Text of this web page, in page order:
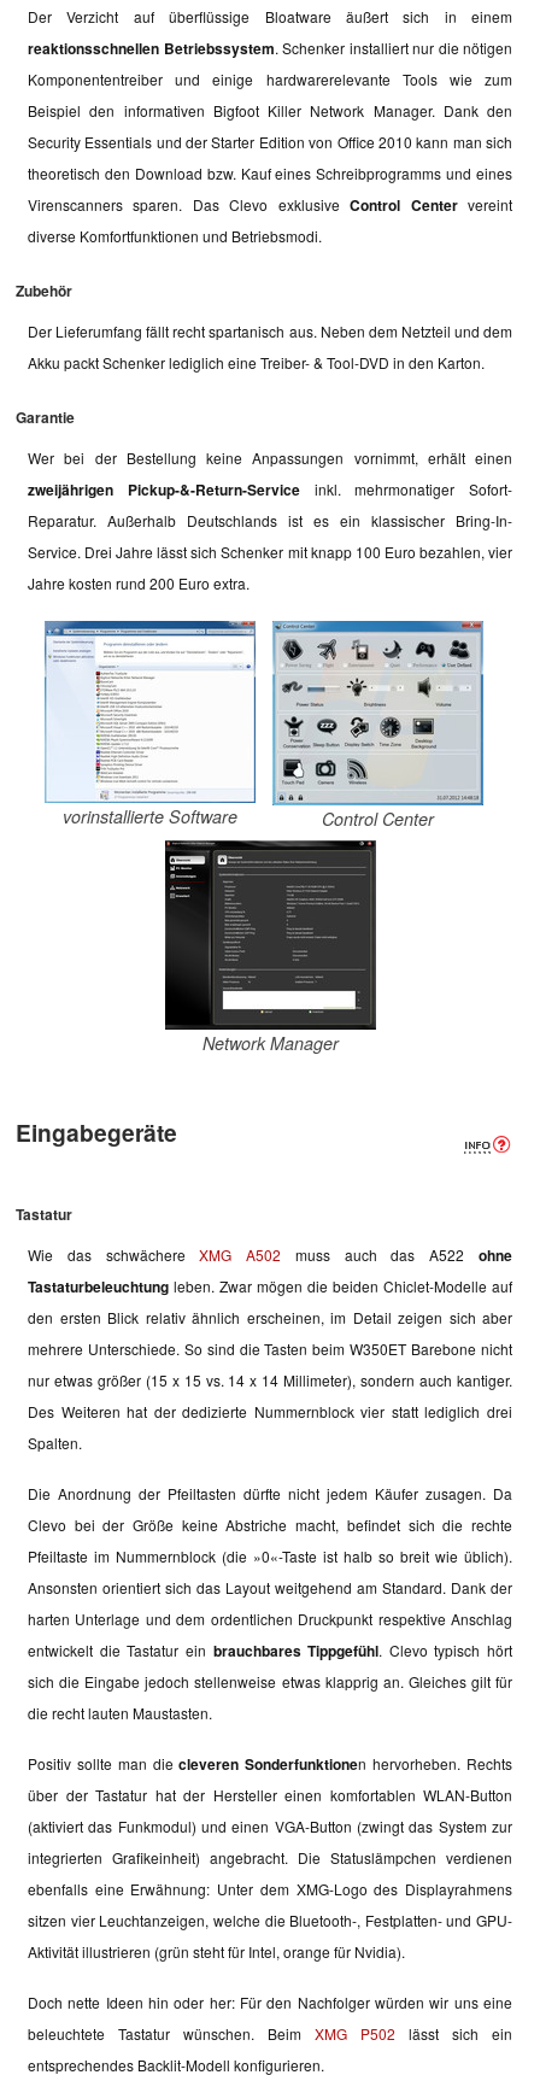
Der Verzicht auf überflüssige Bloatware äußert sich in einem
reaktionsschnellen Betriebssystem. Schenker installiert nur die nötigen
Komponententreiber und einige hardwarerelevante Tools wie zum
Beispiel den informativen Bigfoot Killer Network Manager. Dank den
Security Essentials und der Starter Edition von Office 2010 kann man sich
theoretisch den Download bzw. Kauf eines Schreibprogramms und eines
Virenscanners sparen. Das Clevo exklusiveControl Centervereint
diverse Komfortfunktionen und Betriebsmodi.
Zubehör
Der Lieferumfang fällt recht spartanisch aus. Neben dem Netzteil und dem
Akku packt Schenker lediglich eine Treiber- & Tool-DVD in den Karton.
Garantie
Wer bei der Bestellung keine Anpassungen vornimmt, erhält einen
zweijährigen Pickup-&-Return-Serviceinkl. mehrmonatiger Sofort-
Reparatur. Außerhalb Deutschlands ist es ein klassischer Bring-In-
Service. Drei Jahre lässt sich Schenker mit knapp 100 Euro bezahlen, vier
Jahre kosten rund 200 Euro extra.
vorinstallierte Software Control Center
Network Manager
Eingabegeräte
Tastatur
Wie das schwächereXMG A502 muss auch das A522ohne
Tastaturbeleuchtung leben. Zwar mögen die beiden Chiclet-Modelle auf
den ersten Blick relativ ähnlich erscheinen, im Detail zeigen sich aber
mehrere Unterschiede. So sind die Tasten beim W350ET Barebone nicht
nur etwas größer (15 x 15 vs. 14 x 14 Millimeter), sondern auch kantiger.
Des Weiteren hat der dedizierte Nummernblock vier statt lediglich drei
Spalten.
Die Anordnung der Pfeiltasten dürfte nicht jedem Käufer zusagen. Da
Clevo bei der Größe keine Abstriche macht, befindet sich die rechte
Pfeiltaste im Nummernblock (die »0«-Taste ist halb so breit wie üblich).
Ansonsten orientiert sich das Layout weitgehend am Standard. Dank der
harten Unterlage und dem ordentlichen Druckpunkt respektive Anschlag
entwickelt die Tastatur ein brauchbares Tippgefühl. Clevo typisch hört
sich die Eingabe jedoch stellenweise etwas klapprig an. Gleiches gilt für
die recht lauten Maustasten.
Positiv sollte man diecleveren Sonderfunktionen hervorheben. Rechts
über der Tastatur hat der Hersteller einen komfortablen WLAN-Button
(aktiviert das Funkmodul) und einen VGA-Button (zwingt das System zur
integrierten Grafikeinheit) angebracht. Die Statuslämpchen verdienen
ebenfalls eine Erwähnung: Unter dem XMG-Logo des Displayrahmens
sitzen vier Leuchtanzeigen, welche die Bluetooth-, Festplatten- und GPU-
Aktivität illustrieren (grün steht für Intel, orange für Nvidia).
Doch nette Ideen hin oder her: Für den Nachfolger würden wir uns eine
beleuchtete Tastatur wünschen. Beim XMG P502 lässt sich ein
entsprechendes Backlit-Modell konfigurieren.